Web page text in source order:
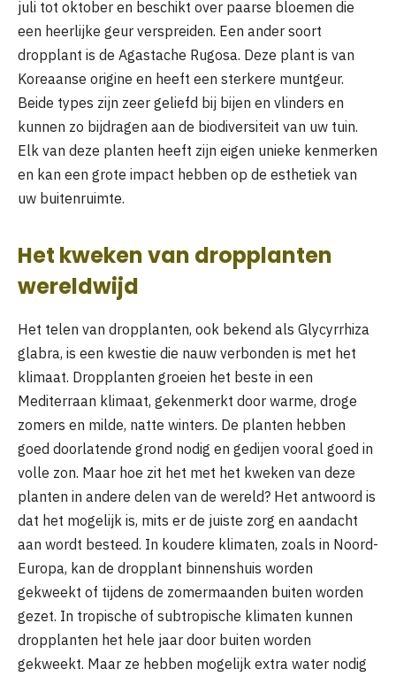
juli tot oktober en beschikt over paarse bloemen die
een heerlijke geur verspreiden. Een ander soort
dropplant is de Agastache Rugosa. Deze plant is van
Koreaanse origine en heeft een sterkere muntgeur.
Beide types zijn zeer geliefd bij bijen en vlinders en
kunnen zo bijdragen aan de biodiversiteit van uw tuin.
Elk van deze planten heeft zijn eigen unieke kenmerken
en kan een grote impact hebben op de esthetiek van
uw buitenruimte.
Het kweken van dropplanten
wereldwijd
Het telen van dropplanten, ook bekend als Glycyrrhiza
glabra, is een kwestie die nauw verbonden is met het
klimaat. Dropplanten groeien het beste in een
Mediterraan klimaat, gekenmerkt door warme, droge
zomers en milde, natte winters. De planten hebben
goed doorlatende grond nodig en gedijen vooral goed in
volle zon. Maar hoe zit het met het kweken van deze
planten in andere delen van de wereld? Het antwoord is
dat het mogelijk is, mits er de juiste zorg en aandacht
aan wordt besteed. In koudere klimaten, zoals in Noord-
Europa, kan de dropplant binnenshuis worden
gekweekt of tijdens de zomermaanden buiten worden
gezet. In tropische of subtropische klimaten kunnen
dropplanten het hele jaar door buiten worden
gekweekt. Maar ze hebben mogelijk extra water nodig